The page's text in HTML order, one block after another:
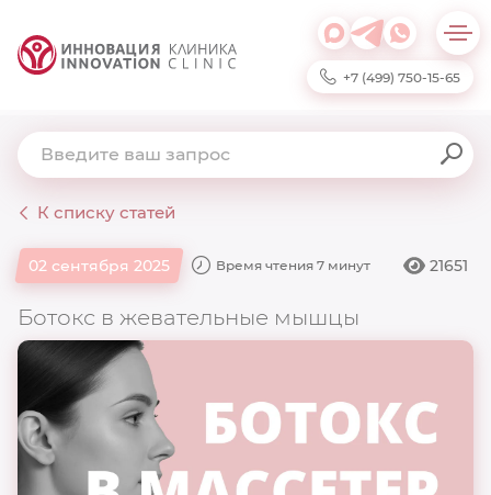
+7 (499) 750-15-65
К списку статей
02 сентября 2025 Время чтения 7 минут 21651
Ботокс в жевательные мышцы